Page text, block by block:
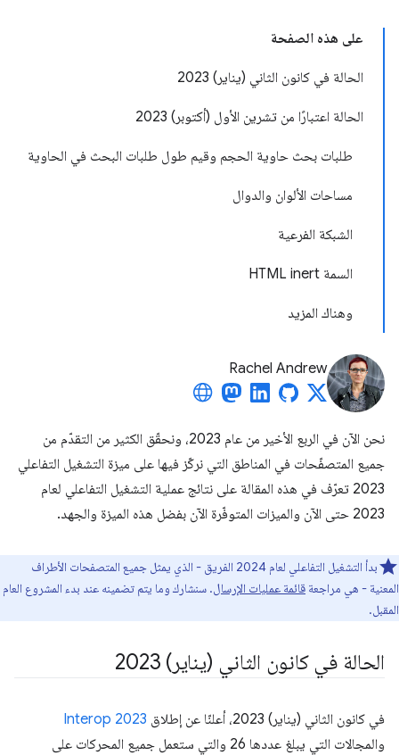
على هذه الصفحة
الحالة في كانون الثاني (يناير) 2023
الحالة اعتبارًا من تشرين الأول (أكتوبر) 2023
طلبات بحث حاوية الحجم وقيم طول طلبات البحث في الحاوية
مساحات الألوان والدوال
الشبكة الفرعية
السمة HTML inert
وهناك المزيد
Rachel Andrew
نحن الآن في الربع الأخير من عام 2023، ونحقّق الكثير من التقدّم من
جميع المتصفّحات في المناطق التي نركّز فيها على ميزة التشغيل التفاعلي
2023 تعرّف في هذه المقالة على نتائج عملية التشغيل التفاعلي لعام
2023 حتى الآن والميزات المتوفّرة الآن بفضل هذه الميزة والجهد.
بدأ التشغيل التفاعلي لعام 2024 الفريق - الذي يمثل جميع المتصفحات الأطراف
المعنية - هي مراجعة قائمة عمليات الإرسال. سنشارك وما يتم تضمينه عند بدء المشروع العام
المقبل.
الحالة في كانون الثاني (يناير) 2023
في كانون الثاني (يناير) 2023، أعلنّا عن إطلاق
Interop 2023
والمجالات التي يبلغ عددها 26 والتي ستعمل جميع المحركات على